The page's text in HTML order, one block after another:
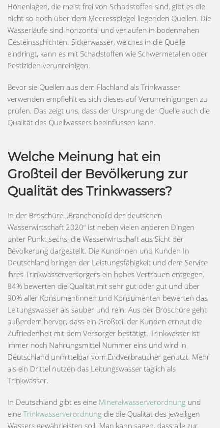
Höhenlagen, die meist frei von Schadstoffen sind, gibt es die
nicht so hoch über dem Meeresspiegel liegenden Quellen. Die
Wasserläufe sind horizontal und verlaufen in bodennahen
Gesteinsschichten. Sickerwasser, welches in die Quelle
eindringt, kann es mit Schadstoffen wie Schwermetallen oder
Pestiziden verunreinigen.
Bevor sie Quellen aus dem Flachland als Trinkwasser
verwenden empfiehlt es sich dieses auf Verunreinigungen zu
prüfen. Das zeigt uns, dass der Ursprung der Quelle auch die
Qualität des Quellwassers beeinflussen kann.
Welche Meinung hat ein
Großteil der Bevölkerung zur
Qualität des Trinkwassers?
In der Broschüre „Branchenbild der deutschen
Wasserwirtschaft 2020“ ist neben vielen anderen Dingen
unter Punkt sechs, die Wasserwirtschaft aus Sicht der
Bevölkerung dargestellt. Die Kundinnen und Kunden In
Deutschland bringen der Leistungsfähigkeit und dem Service
ihres Trinkwasserversorgers ein hohes Vertrauen entgegen.
84% bewerten die Qualität mit sehr gut oder gut und über
90% aller Konsumentinnen und Konsumenten bewerten das
Leitungswasser als sauber und rein. Aus der Broschüre geht
außerdem hervor, dass ein Großteil der Kunden erneut die
Zufriedenheit mit dem Versorger bestätigt. Trinkwasser ist
immer noch Nahrungsmittel Nummer eins und wird in
Deutschland unmittelbar vom Endverbraucher genutzt. Mehr
als ein Drittel nutzen das Leitungswasser täglich als
Trinkwasser.
In Deutschland gibt es eine Mineralwasserverordnung und
eine Trinkwasserverordnung die die Qualität des jeweiligen
Wassers gewährleisten soll. Man kann sagen, dass alle zur